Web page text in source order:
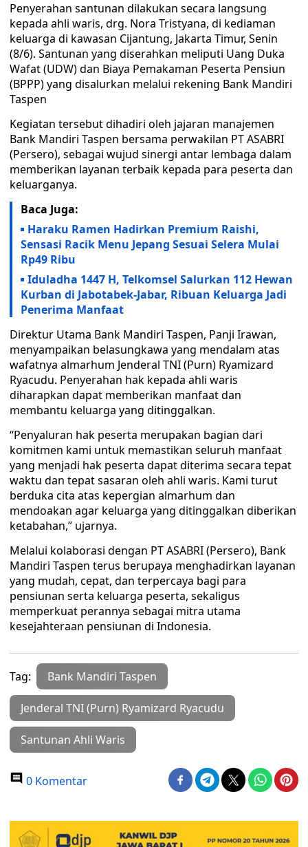
Penyerahan santunan dilakukan secara langsung
kepada ahli waris, drg. Nora Tristyana, di kediaman
keluarga di kawasan Cijantung, Jakarta Timur, Senin
(8/6). Santunan yang diserahkan meliputi Uang Duka
Wafat (UDW) dan Biaya Pemakaman Peserta Pensiun
(BPPP) yang disalurkan melalui rekening Bank Mandiri
Taspen
Kegiatan tersebut dihadiri oleh jajaran manajemen
Bank Mandiri Taspen bersama perwakilan PT ASABRI
(Persero), sebagai wujud sinergi antar lembaga dalam
memberikan layanan terbaik kepada para peserta dan
keluarganya.
Baca Juga:
Haraku Ramen Hadirkan Premium Raishi,
Sensasi Racik Menu Jepang Sesuai Selera Mulai
Rp49 Ribu
Iduladha 1447 H, Telkomsel Salurkan 112 Hewan
Kurban di Jabotabek-Jabar, Ribuan Keluarga Jadi
Penerima Manfaat
Direktur Utama Bank Mandiri Taspen, Panji Irawan,
menyampaikan belasungkawa yang mendalam atas
wafatnya almarhum Jenderal TNI (Purn) Ryamizard
Ryacudu. Penyerahan hak kepada ahli waris
diharapkan dapat memberikan manfaat dan
membantu keluarga yang ditinggalkan.
“Penyaluran hak peserta merupakan bagian dari
komitmen kami untuk memastikan seluruh manfaat
yang menjadi hak peserta dapat diterima secara tepat
waktu dan tepat sasaran oleh ahli waris. Kami turut
berduka cita atas kepergian almarhum dan
mendoakan agar keluarga yang ditinggalkan diberikan
ketabahan,” ujarnya.
Melalui kolaborasi dengan PT ASABRI (Persero), Bank
Mandiri Taspen terus berupaya menghadirkan layanan
yang mudah, cepat, dan terpercaya bagi para
pensiunan serta keluarga peserta, sekaligus
memperkuat perannya sebagai mitra utama
kesejahteraan pensiunan di Indonesia.
Tag: Bank Mandiri Taspen
Jenderal TNI (Purn) Ryamizard Ryacudu
Santunan Ahli Waris
0 Komentar